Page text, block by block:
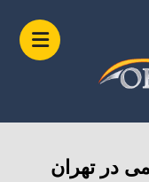
در تهران